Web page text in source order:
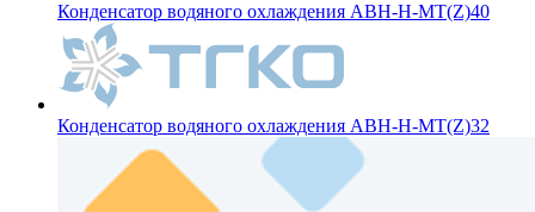
Конденсатор водяного охлаждения ABH-H-MT(Z)40
Конденсатор водяного охлаждения ABH-H-MT(Z)32